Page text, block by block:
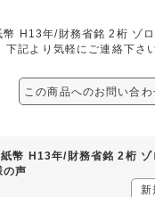
H13年/財務省銘 2桁 ゾ
下記より気軽にご連絡下さ
この商品へのお問い合わ
幣 H13年/財務省銘 2桁 ゾ
の声
新